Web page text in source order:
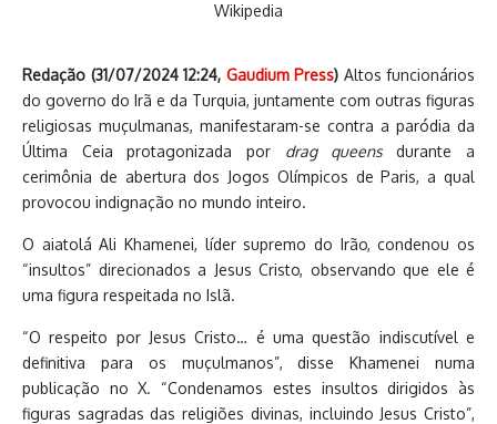
Wikipedia
Redação (31/07/2024 12:24, Gaudium Press) Altos funcionários
do governo do Irã e da Turquia, juntamente com outras figuras
religiosas muçulmanas, manifestaram-se contra a paródia da
Última Ceia protagonizada por drag queensdurante a
cerimônia de abertura dos Jogos Olímpicos de Paris, a qual
provocou indignação no mundo inteiro.
O aiatolá Ali Khamenei, líder supremo do Irão, condenou os
“insultos” direcionados a Jesus Cristo, observando que ele é
uma figura respeitada no Islã.
“O respeito por Jesus Cristo… é uma questão indiscutível e
definitiva para os muçulmanos”, disse Khamenei numa
publicação no X. “Condenamos estes insultos dirigidos às
figuras sagradas das religiões divinas, incluindo Jesus Cristo”,